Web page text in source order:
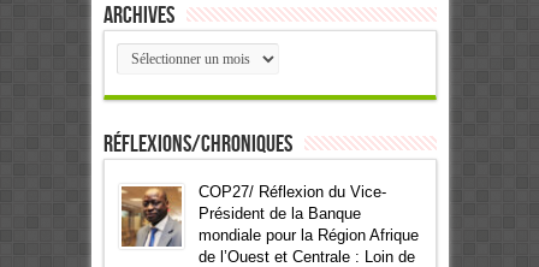
Archives
Archives
Réflexions/Chroniques
COP27/ Réflexion du Vice-
Président de la Banque
mondiale pour la Région Afrique
de l’Ouest et Centrale : Loin de